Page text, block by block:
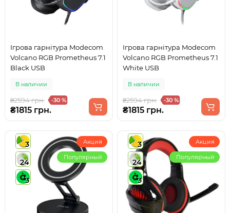
Ігрова гарнітура Modecom
Volcano RGB Prometheus 7.1
Black USB
В наличии
₴2594 грн. -30 %
₴1815 грн.
Ігрова гарнітура Modecom
Volcano RGB Prometheus 7.1
White USB
В наличии
₴2594 грн. -30 %
₴1815 грн.
3
24
3
Акция
Популярный
3
24
3
Акция
Популярный